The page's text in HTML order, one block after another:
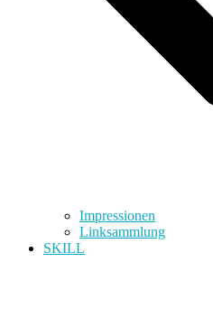
Impressionen
Linksammlung
SKILL